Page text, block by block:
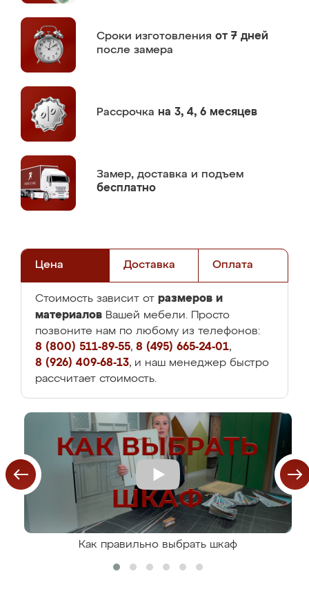
Сроки изготовления от 7 дней
после замера
Рассрочка на 3, 4, 6 месяцев
Замер, доставка и подъем
бесплатно
Цена Доставка Оплата
Стоимость зависит от размеров и
материалов Вашей мебели. Просто
позвоните нам по любому из телефонов:
8 (800) 511-89-55, 8 (495) 665-24-01,
8 (926) 409-68-13, и наш менеджер быстро
рассчитает стоимость.
Как правильно выбрать шкаф